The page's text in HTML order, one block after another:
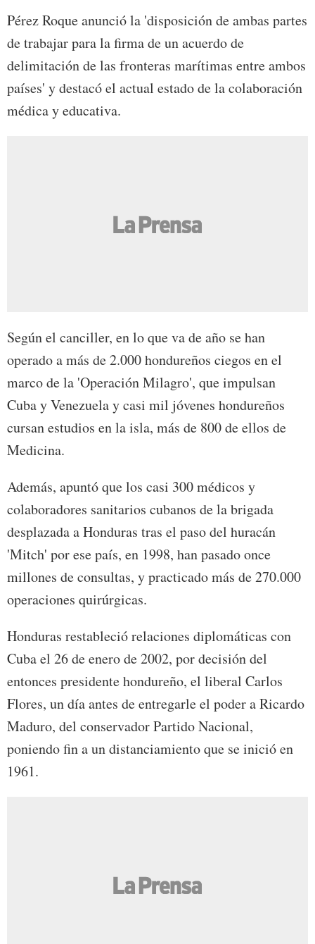
Pérez Roque anunció la 'disposición de ambas partes
de trabajar para la firma de un acuerdo de
delimitación de las fronteras marítimas entre ambos
países' y destacó el actual estado de la colaboración
médica y educativa.
Según el canciller, en lo que va de año se han
operado a más de 2.000 hondureños ciegos en el
marco de la 'Operación Milagro', que impulsan
Cuba y Venezuela y casi mil jóvenes hondureños
cursan estudios en la isla, más de 800 de ellos de
Medicina.
Además, apuntó que los casi 300 médicos y
colaboradores sanitarios cubanos de la brigada
desplazada a Honduras tras el paso del huracán
'Mitch' por ese país, en 1998, han pasado once
millones de consultas, y practicado más de 270.000
operaciones quirúrgicas.
Honduras restableció relaciones diplomáticas con
Cuba el 26 de enero de 2002, por decisión del
entonces presidente hondureño, el liberal Carlos
Flores, un día antes de entregarle el poder a Ricardo
Maduro, del conservador Partido Nacional,
poniendo fin a un distanciamiento que se inició en
1961.